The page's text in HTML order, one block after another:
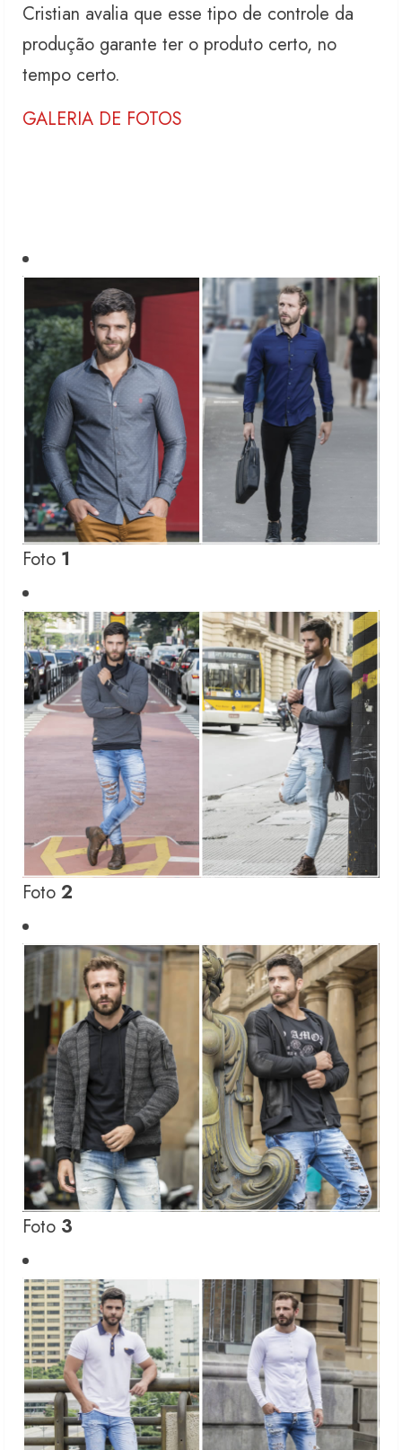
Cristian avalia que esse tipo de controle da
produção garante ter o produto certo, no
tempo certo.
GALERIA DE FOTOS
Foto 1
Foto 2
Foto 3